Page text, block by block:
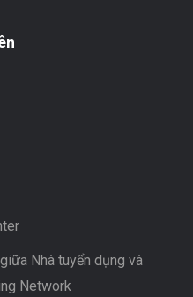
Nhà tuyển dụng và
Network